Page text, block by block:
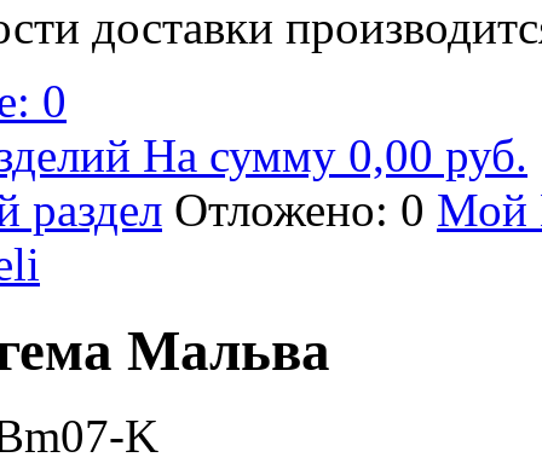
доставки
0
На сумму 0,00 руб.
раздел Отложено: 0 Мой
Мальва
K